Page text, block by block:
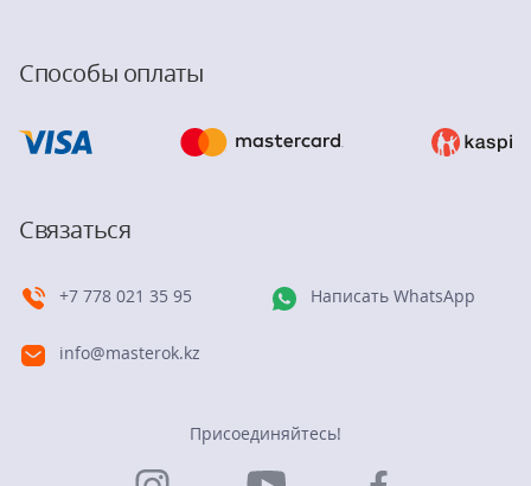
Способы оплаты
Связаться
+7 778 021 35 95 Написать WhatsApp
info@masterok.kz
Присоединяйтесь!